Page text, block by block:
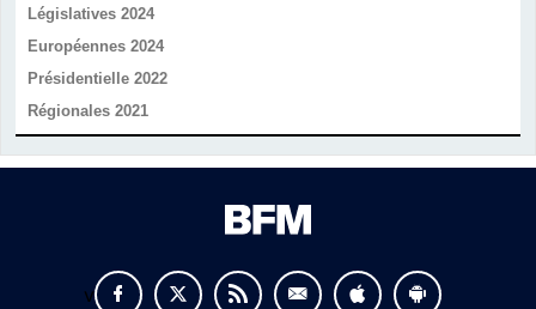
Législatives 2024
Européennes 2024
Présidentielle 2022
Régionales 2021
v